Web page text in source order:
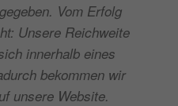
Vom Erfolg
Unsere Reichweite
innerhalb eines
bekommen wir
unsere Website.